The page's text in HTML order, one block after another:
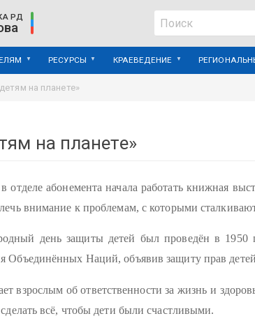
РД
Поиск
Поиск
РЕСУРСЫ КРАЕВЕДЕНИЕ
на планете»
на планете»
отделе абонемента начала работать книжная
внимание к проблемам, с которыми
день защиты детей был проведён в
Объединённых Наций, объявив защиту прав
взрослым об ответственности за жизнь и
всё, чтобы дети были счастливыми.